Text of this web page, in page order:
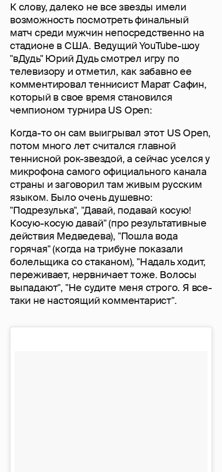
К слову, далеко не все звезды имели
возможность посмотреть финальный
матч среди мужчин непосредственно на
стадионе в США. Ведущий YouTube-шоу
"вДудь" Юрий Дудь смотрел игру по
телевизору и отметил, как забавно ее
комментировал теннисист Марат Сафин,
который в свое время становился
чемпионом турнира US Open:
Когда-то он сам выигрывал этот US Open,
потом много лет считался главной
теннисной рок-звездой, а сейчас уселся у
микрофона самого официального канала
страны и заговорил там живым русским
языком. Было очень душевно:
"Подрезулька", "Давай, подавай косую!
Косую-косую давай" (про результативные
действия Медведева), "Пошла вода
горячая" (когда на трибуне показали
болельщика со стаканом), "Надаль ходит,
переживает, нервничает тоже. Волосы
выпадают", "Не судите меня строго. Я все-
таки не настоящий комментарист".